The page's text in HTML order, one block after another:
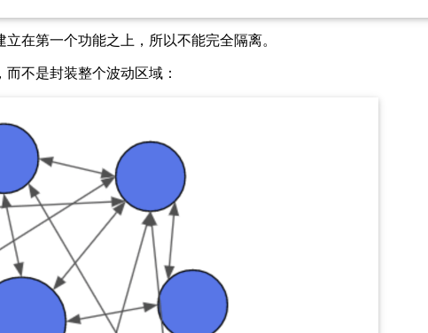
在第一个功能之上，所以不能完全隔离。
不是封装整个波动区域：